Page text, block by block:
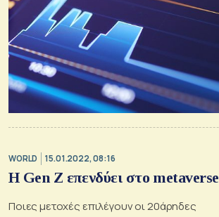
WORLD 15.01.2022, 08:16
H Gen Z επενδύει στο metaverse
Ποιες μετοχές επιλέγουν οι 20άρηδες